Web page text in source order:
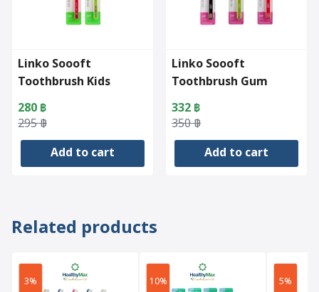
Linko Soooft
Toothbrush Kids
295฿
Original
price
280 ฿
Current
price
Add to cart
Linko Soooft
Toothbrush Gum
350฿
Original
price
332 ฿
Current
price
Add to cart
Related products
3% 10% 5%